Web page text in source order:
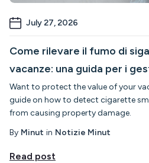
July 27, 2026
Come rilevare il fumo di
vacanze: una guida per i
Want to protect the value of your
guide on how to detect cigarette
from causing property damage.
By Minut in Notizie Minut
Read post